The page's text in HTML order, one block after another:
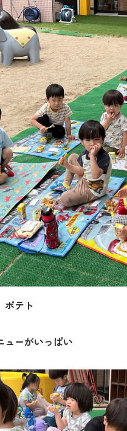
ポテト
ューがいっぱい